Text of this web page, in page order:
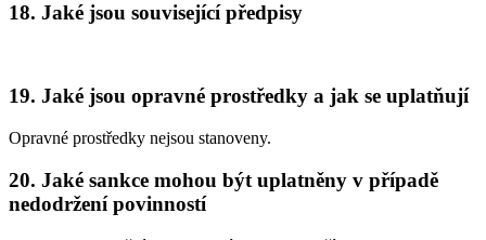
18. Jaké jsou související předpisy
19. Jaké jsou opravné prostředky a jak se uplatňují
Opravné prostředky nejsou stanoveny.
20. Jaké sankce mohou být uplatněny v případě
nedodržení povinností